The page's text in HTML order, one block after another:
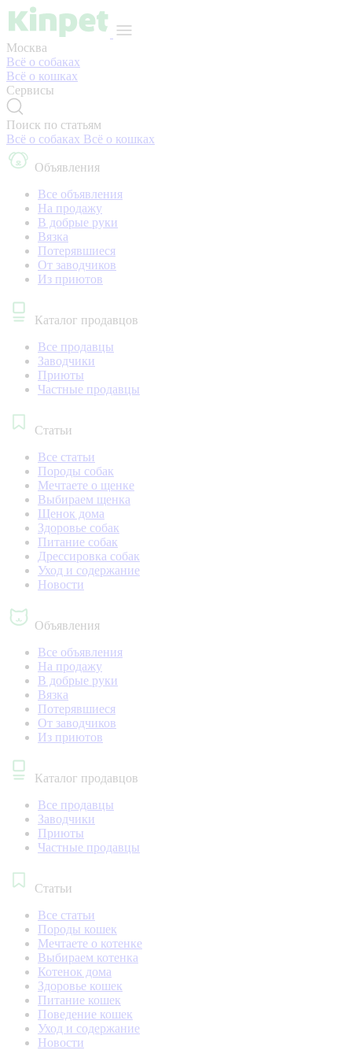
Москва
Всё о собаках
Всё о кошках
Сервисы
Поиск по статьям
Всё о собаках Всё о кошках
Объявления
Все объявления
На продажу
В добрые руки
Вязка
Потерявшиеся
От заводчиков
Из приютов
Каталог продавцов
Все продавцы
Заводчики
Приюты
Частные продавцы
Статьи
Все статьи
Породы собак
Мечтаете о щенке
Выбираем щенка
Щенок дома
Здоровье собак
Питание собак
Дрессировка собак
Уход и содержание
Новости
Объявления
Все объявления
На продажу
В добрые руки
Вязка
Потерявшиеся
От заводчиков
Из приютов
Каталог продавцов
Все продавцы
Заводчики
Приюты
Частные продавцы
Статьи
Все статьи
Породы кошек
Мечтаете о котенке
Выбираем котенка
Котенок дома
Здоровье кошек
Питание кошек
Поведение кошек
Уход и содержание
Новости